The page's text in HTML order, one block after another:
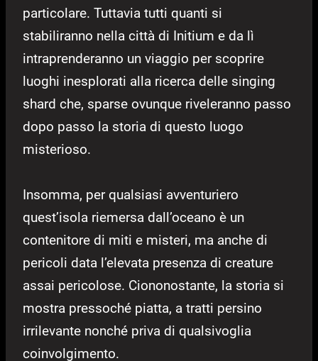
particolare. Tuttavia tutti quanti si
stabiliranno nella città di Initium e da lì
intraprenderanno un viaggio per scoprire
luoghi inesplorati alla ricerca delle singing
shard che, sparse ovunque riveleranno passo
dopo passo la storia di questo luogo
misterioso.
Insomma, per qualsiasi avventuriero
quest’isola riemersa dall’oceano è un
contenitore di miti e misteri, ma anche di
pericoli data l’elevata presenza di creature
assai pericolose. Ciononostante, la storia si
mostra pressoché piatta, a tratti persino
irrilevante nonché priva di qualsivoglia
coinvolgimento.